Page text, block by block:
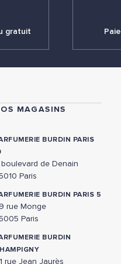
gratuit
MAGASINS
BURDIN PARIS
boulevard de Denain
Paris
BURDIN PARIS 5
rue Monge
Paris
BURDIN
rue Jean Jaurès